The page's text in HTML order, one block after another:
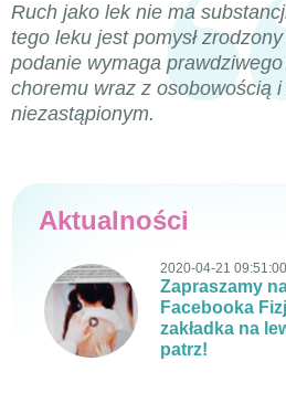
Ruch jako lek nie ma
tego leku jest pomysł
podanie wymaga
choremu wraz z osobowością
niezastąpionym.
Aktualności
2020-04-21 09:51:00
Zapraszamy
Facebooka
zakładka na
patrz!